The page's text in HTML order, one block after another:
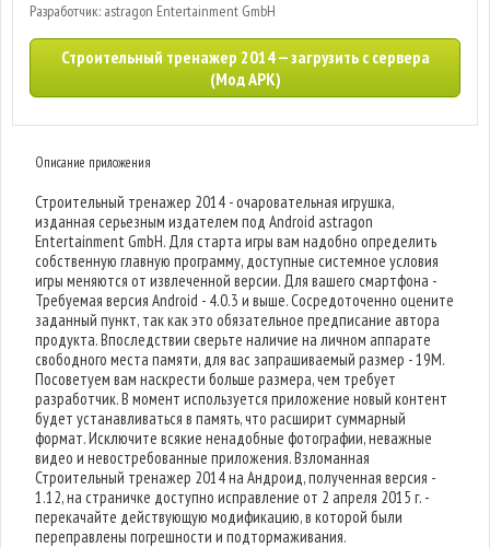
Разработчик: astragon Entertainment GmbH
Строительный тренажер 2014 — загрузить с сервера
(Мод APK)
Описание приложения
Строительный тренажер 2014 - очаровательная игрушка,
изданная серьезным издателем под Android astragon
Entertainment GmbH. Для старта игры вам надобно определить
собственную главную программу, доступные системное условия
игры меняются от извлеченной версии. Для вашего смартфона -
Требуемая версия Android - 4.0.3 и выше. Сосредоточенно оцените
заданный пункт, так как это обязательное предписание автора
продукта. Впоследствии сверьте наличие на личном аппарате
свободного места памяти, для вас запрашиваемый размер - 19M.
Посоветуем вам наскрести больше размера, чем требует
разработчик. В момент используется приложение новый контент
будет устанавливаться в память, что расширит суммарный
формат. Исключите всякие ненадобные фотографии, неважные
видео и невостребованные приложения. Взломанная
Строительный тренажер 2014 на Андроид, полученная версия -
1.12, на страничке доступно исправление от 2 апреля 2015 г. -
перекачайте действующую модификацию, в которой были
переправлены погрешности и подтормаживания.